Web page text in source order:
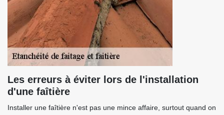
Les erreurs à éviter lors de l'installation
d'une faîtière
Installer une faîtière n'est pas une mince affaire, surtout quand on